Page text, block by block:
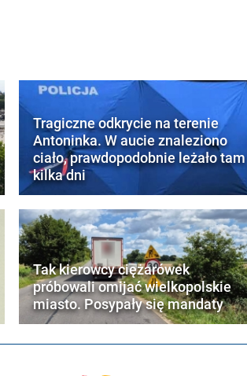
Tragiczne odkrycie na terenie
Antoninka. W aucie znaleziono
ciało, prawdopodobnie leżało tam
kilka dni
Tak kierowcy ciężarówek
próbowali omijać wielkopolskie
miasto. Posypały się mandaty